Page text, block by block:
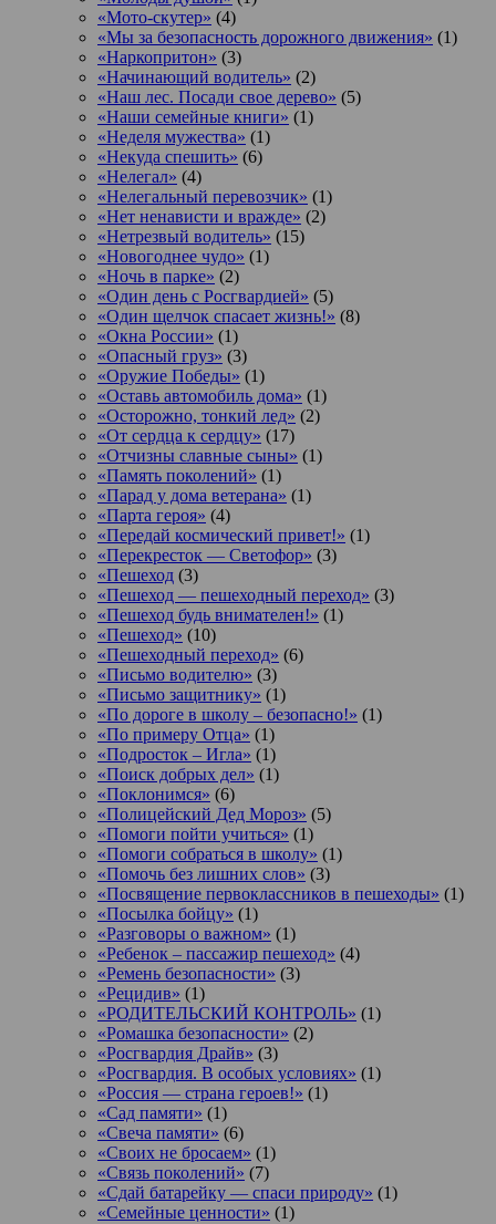
«Мото-скутер» (4)
«Мы за безопасность дорожного движения» (1)
«Наркопритон» (3)
«Начинающий водитель» (2)
«Наш лес. Посади свое дерево» (5)
«Наши семейные книги» (1)
«Неделя мужества» (1)
«Некуда спешить» (6)
«Нелегал» (4)
«Нелегальный перевозчик» (1)
«Нет ненависти и вражде» (2)
«Нетрезвый водитель» (15)
«Новогоднее чудо» (1)
«Ночь в парке» (2)
«Один день с Росгвардией» (5)
«Один щелчок спасает жизнь!» (8)
«Окна России» (1)
«Опасный груз» (3)
«Оружие Победы» (1)
«Оставь автомобиль дома» (1)
«Осторожно, тонкий лед» (2)
«От сердца к сердцу» (17)
«Отчизны славные сыны» (1)
«Память поколений» (1)
«Парад у дома ветерана» (1)
«Парта героя» (4)
«Передай космический привет!» (1)
«Перекресток — Светофор» (3)
«Пешеход (3)
«Пешеход — пешеходный переход» (3)
«Пешеход будь внимателен!» (1)
«Пешеход» (10)
«Пешеходный переход» (6)
«Письмо водителю» (3)
«Письмо защитнику» (1)
«По дороге в школу – безопасно!» (1)
«По примеру Отца» (1)
«Подросток ‒ Игла» (1)
«Поиск добрых дел» (1)
«Поклонимся» (6)
«Полицейский Дед Мороз» (5)
«Помоги пойти учиться» (1)
«Помоги собраться в школу» (1)
«Помочь без лишних слов» (3)
«Посвящение первоклассников в пешеходы» (1)
«Посылка бойцу» (1)
«Разговоры о важном» (1)
«Ребенок – пассажир пешеход» (4)
«Ремень безопасности» (3)
«Рецидив» (1)
«РОДИТЕЛЬСКИЙ КОНТРОЛЬ» (1)
«Ромашка безопасности» (2)
«Росгвардия Драйв» (3)
«Росгвардия. В особых условиях» (1)
«Россия — страна героев!» (1)
«Сад памяти» (1)
«Свеча памяти» (6)
«Своих не бросаем» (1)
«Связь поколений» (7)
«Сдай батарейку — спаси природу» (1)
«Семейные ценности» (1)